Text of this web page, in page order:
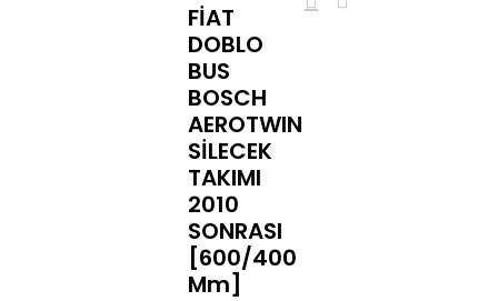
FİAT
DOBLO
BUS
BOSCH
AEROTWIN
SİLECEK
TAKIMI
2010
SONRASI
[600/400
Mm]